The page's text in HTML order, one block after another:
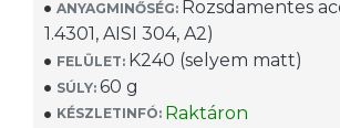
ANYAGMINŐSÉG: Rozsdamentes
1.4301, AISI 304, A2)
FELÜLET: K240 (selyem matt)
SÚLY: 60 g
KÉSZLETINFÓ: Raktáron